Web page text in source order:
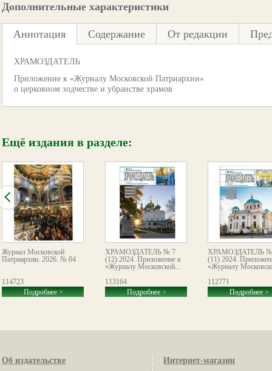
Дополнительные характеристики
Аннотация Содержание От редакции
ХРАМОЗДАТЕЛЬ
Приложение к «Журналу Московской Патриархии»
о церковном зодчестве и убранстве храмов
Ещё издания в разделе:
Журнал Московской
Патриархии. 2026. № 04
114723
Подробнее >
ХРАМОЗДАТЕЛЬ № 7
(12) 2024. Приложение к
«Журналу Московской...
113164
Подробнее >
ХРАМОЗДАТЕЛЬ
(11) 2024.
«Журналу
112771
Подробнее >
Об издательстве Интернет-магазин